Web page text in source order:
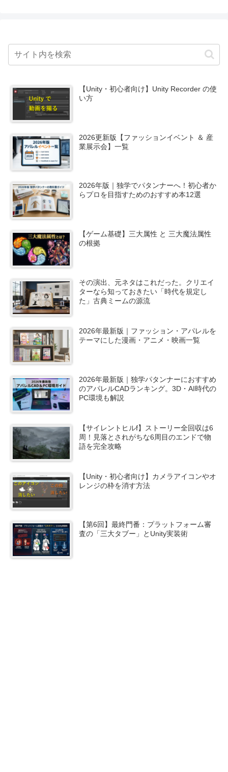
【Unity・初心者向け】Unity Recorder の使
い方
2026更新版【ファッションイベント ＆ 産
業展示会】一覧
2026年版｜独学でパタンナーへ！初心者か
らプロを目指すためのおすすめ本12選
【ゲーム基礎】三大属性 と 三大魔法属性
の根拠
その演出、元ネタはこれだった。クリエイ
ターなら知っておきたい「時代を規定し
た」古典ミームの源流
2026年最新版｜ファッション・アパレルを
テーマにした漫画・アニメ・映画一覧
2026年最新版｜独学パタンナーにおすすめ
のアパレルCADランキング。3D・AI時代の
PC環境も解説
【サイレントヒルf】ストーリー全回収は6
周！見落とされがちな6周目のエンドで物
語を完全攻略
【Unity・初心者向け】カメラアイコンやオ
レンジの枠を消す方法
【第6回】最終門番：プラットフォーム審
査の「三大タブー」とUnity実装術